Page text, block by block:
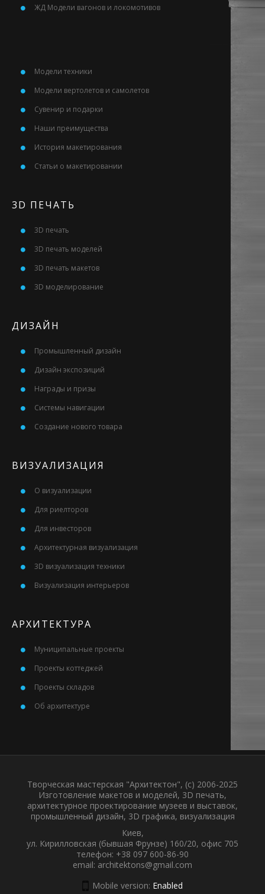
ЖД Модели вагонов и локомотивов
Модели техники
Модели вертолетов и самолетов
Сувенир и подарки
Наши преимущества
История макетирования
Статьи о макетировании
3D ПЕЧАТЬ
3D печать
3D печать моделей
3D печать макетов
3D моделирование
ДИЗАЙН
Промышленный дизайн
Дизайн экспозиций
Награды и призы
Системы навигации
Создание нового товара
ВИЗУАЛИЗАЦИЯ
О визуализации
Для риелторов
Для инвесторов
Архитектурная визуализация
3D визуализация техники
Визуализация интерьеров
АРХИТЕКТУРА
Муниципальные проекты
Проекты коттеджей
Проекты складов
Об архитектуре
Творческая мастерская "Архитектон", (с) 2006-2025
Изготовление макетов и моделей, 3D печать,
архитектурное проектирование музеев и выставок,
промышленный дизайн, 3D графика, визуализация
Киев,
ул. Кирилловская (бывшая Фрунзе) 160/20, офис 705
телефон: +38 097 600-86-90
email: architektons@gmail.com
Mobile version: Enabled